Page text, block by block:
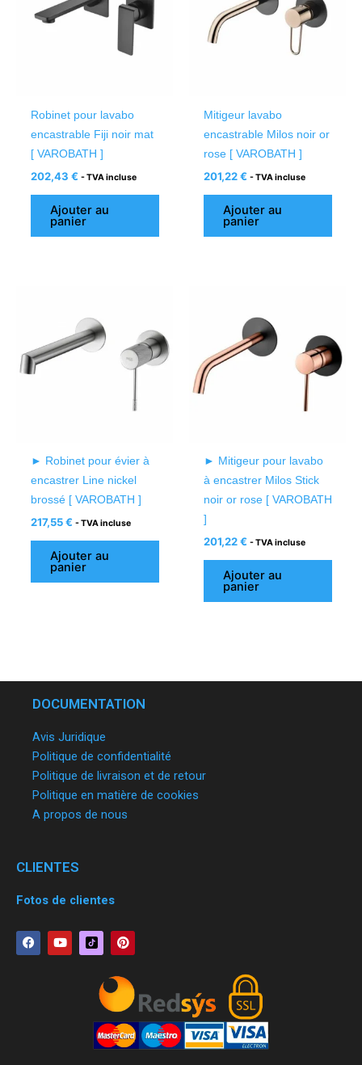
Robinet pour lavabo
encastrable Fiji noir mat
[ VAROBATH ]
202,43 € - TVA incluse
Ajouter au
panier
Mitigeur lavabo
encastrable Milos noir or
rose [ VAROBATH ]
201,22€ - TVA incluse
Ajouter au
panier
► Robinet pour évier à
encastrer Line nickel
brossé [ VAROBATH ]
217,55€ - TVA incluse
Ajouter au
panier
► Mitigeur pour lavabo
à encastrer Milos Stick
noir or rose [ VAROBATH
]
201,22€ - TVA incluse
Ajouter au
panier
DOCUMENTATION
Avis Juridique
Politique de confidentialité
Politique de livraison et de retour
Politique en matière de cookies
A propos de nous
CLIENTES
Fotos de clientes
F
a
c
Y
o
u
P
i
n
e
e
s
t